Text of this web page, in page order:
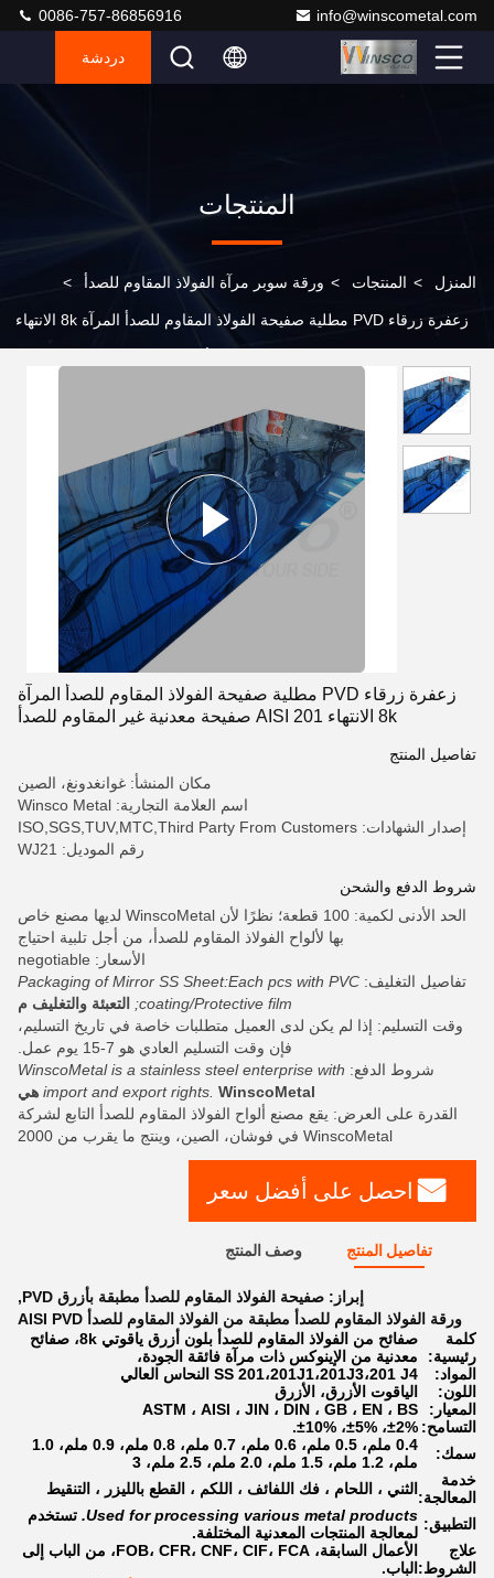
info@winscometal.com
0086-757-86856916
دردشة
المنتجات
المنزل > المنتجات > ورقة سوبر مرآة الفولاذ المقاوم للصدأ >
زعفرة زرقاء PVD مطلية صفيحة الفولاذ المقاوم للصدأ المرآة 8k الانتهاء
زعفرة زرقاء PVD مطلية صفيحة الفولاذ المقاوم للصدأ المرآة
8k الانتهاء AISI 201 صفيحة معدنية غير المقاوم للصدأ
تفاصيل المنتج
مكان المنشأ: غوانغدونغ، الصين
اسم العلامة التجارية: Winsco Metal
إصدار الشهادات: ISO,SGS,TUV,MTC,Third Party From Customers
رقم الموديل: WJ21
شروط الدفع والشحن
الحد الأدنى لكمية: 100 قطعة؛ نظرًا لأن WinscoMetal لديها مصنع خاص
بها لألواح الفولاذ المقاوم للصدأ، من أجل تلبية احتياج
الأسعار: negotiable
تفاصيل التغليف: Packaging of Mirror SS Sheet:Each pcs with PVC
coating/Protective film;
التعبئة والتغليف م
وقت التسليم: إذا لم يكن لدى العميل متطلبات خاصة في تاريخ التسليم،
فإن وقت التسليم العادي هو 7-15 يوم عمل.
شروط الدفع: WinscoMetal is a stainless steel enterprise with
import and export rights. WinscoMetal هي
القدرة على العرض: يقع مصنع ألواح الفولاذ المقاوم للصدأ التابع لشركة
WinscoMetal في فوشان، الصين، وينتج ما يقرب من 2000
احصل على أفضل سعر
تفاصيل المنتج وصف المنتج
إبراز: صفيحة الفولاذ المقاوم للصدأ مطبقة بأزرق PVD
,
ورقة الفولاذ المقاوم للصدأ مطبقة من الفولاذ المقاوم للصدأ AISI PVD
كلمة
رئيسية:
صفائح من الفولاذ المقاوم للصدأ بلون أزرق ياقوتي 8k، صفائح
معدنية من الإينوكس ذات مرآة فائقة الجودة،
المواد:
SS 201،201J1،201J3،201 J4 النحاس العالي
اللون:
الياقوت الأزرق، الأزرق
المعيار:
ASTM ، AISI ، JIN ، DIN ، GB ، EN ، BS
التسامح: ±2%، ±5%، ±10%.
سمك:
0.4 ملم، 0.5 ملم، 0.6 ملم، 0.7 ملم، 0.8 ملم، 0.9 ملم، 1.0
ملم، 1.2 ملم، 1.5 ملم، 2.0 ملم، 2.5 ملم، 3
خدمة
المعالجة: الثني ، اللحام ، فك اللفائف ، اللكم ، القطع بالليزر ، التنقيط
التطبيق: Used for processing various metal products. تستخدم
لمعالجة المنتجات المعدنية المختلفة.
علاج
الشروط:
الأعمال السابقة، FOB، CFR، CNF، CIF، FCA، من الباب إلى
الباب.